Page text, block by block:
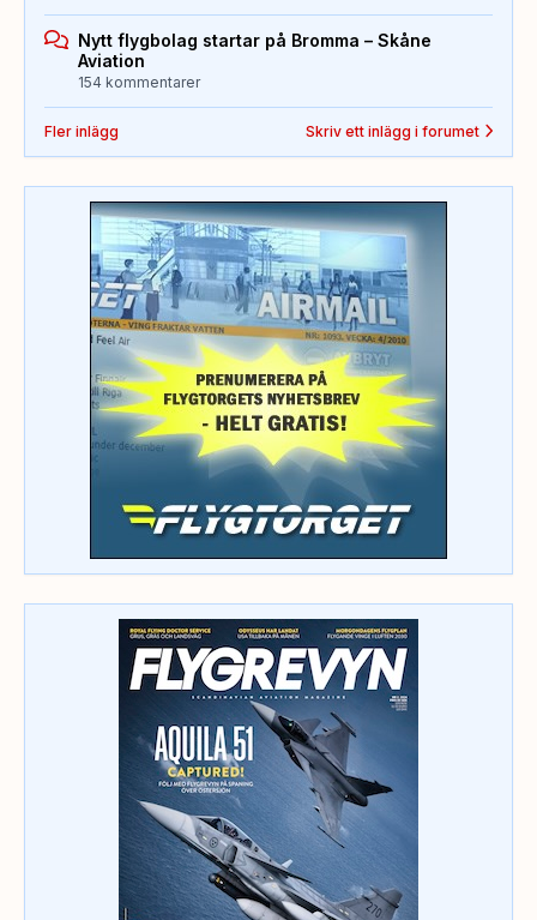
Nytt flygbolag startar på Bromma – Skåne
Aviation
154 kommentarer
Fler inlägg Skriv ett inlägg i forumet